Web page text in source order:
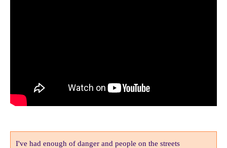
I've had enough of danger and people on the streets